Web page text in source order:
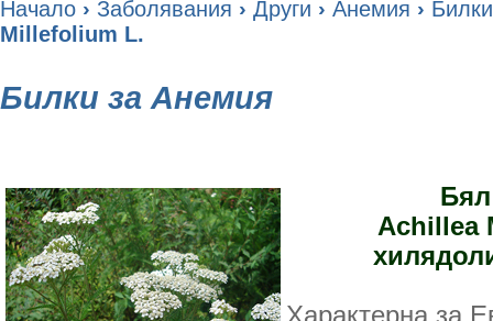
Начало › Заболявания › Други › Анемия › Билки
Millefolium L.
Билки за Анемия
Achillea